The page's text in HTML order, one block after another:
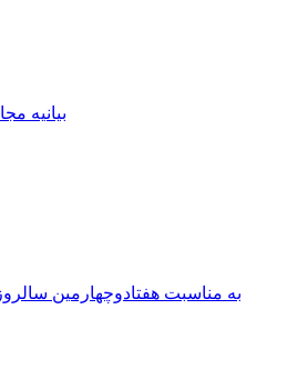
بیانیه
به مناسبت هفتادوچهارمین سالروز: نمایندگان